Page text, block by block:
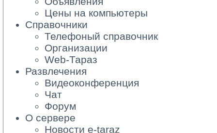
Цены на компьютеры
Справочники
Телефоный справочник
Организации
Web-Тараз
Развлечения
Видеоконференция
Чат
Форум
О сервере
Новости e-taraz